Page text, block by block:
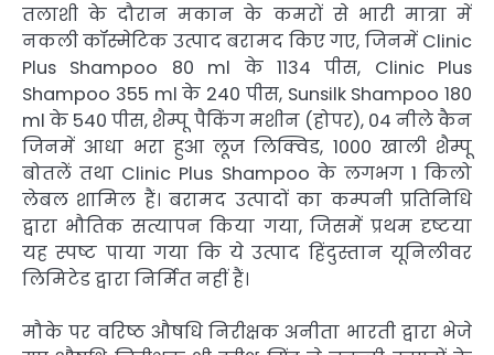
तलाशी के दौरान मकान के कमरों से भारी मात्रा में
नकली कॉस्मेटिक उत्पाद बरामद किए गए, जिनमें Clinic
Plus Shampoo 80 ml के 1134 पीस, Clinic Plus
Shampoo 355 ml के 240 पीस, Sunsilk Shampoo 180
ml के 540 पीस, शैम्पू पैकिंग मशीन (होपर), 04 नीले कैन
जिनमें आधा भरा हुआ लूज लिक्विड, 1000 खाली शैम्पू
बोतलें तथा Clinic Plus Shampoo के लगभग 1 किलो
लेबल शामिल हैं। बरामद उत्पादों का कम्पनी प्रतिनिधि
द्वारा भौतिक सत्यापन किया गया, जिसमें प्रथम दृष्टया
यह स्पष्ट पाया गया कि ये उत्पाद हिंदुस्तान यूनिलीवर
लिमिटेड द्वारा निर्मित नहीं हैं।
मौके पर वरिष्ठ औषधि निरीक्षक अनीता भारती द्वारा भेजे